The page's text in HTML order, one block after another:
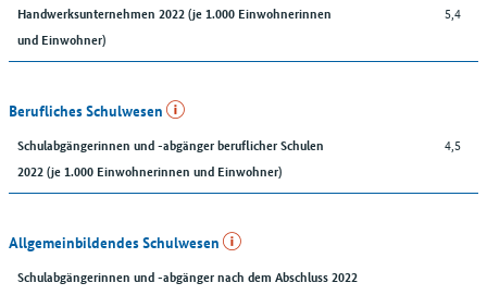
Handwerksunternehmen 2022 (je 1.000 Einwohnerinnen
und Einwohner)
5,4
Berufliches Schulwesen
Schulabgängerinnen und -abgänger beruflicher Schulen
2022 (je 1.000 Einwohnerinnen und Einwohner)
4,5
Allgemeinbildendes Schulwesen
Schulabgängerinnen und -abgänger nach dem Abschluss 2022